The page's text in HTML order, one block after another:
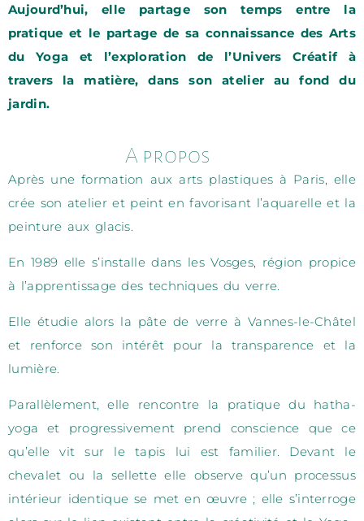
Aujourd’hui, elle partage son temps entre la
pratique et le partage de sa connaissance des Arts
du Yoga et l’exploration de l’Univers Créatif à
travers la matière, dans son atelier au fond du
jardin.
A propos
Après une formation aux arts plastiques à Paris, elle
crée son atelier et peint en favorisant l’aquarelle et la
peinture aux glacis.
En 1989 elle s’installe dans les Vosges, région propice
à l’apprentissage des techniques du verre.
Elle étudie alors la pâte de verre à Vannes-le-Châtel
et renforce son intérêt pour la transparence et la
lumière.
Parallèlement, elle rencontre la pratique du hatha-
yoga et progressivement prend conscience que ce
qu’elle vit sur le tapis lui est familier. Devant le
chevalet ou la sellette elle observe qu’un processus
intérieur identique se met en œuvre ; elle s’interroge